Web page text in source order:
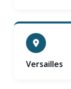
Versailles